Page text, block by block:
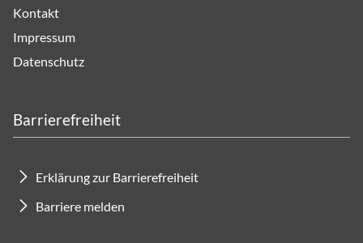
Kontakt
Impressum
Datenschutz
Barrierefreiheit
Erklärung zur Barrierefreiheit
Barriere melden